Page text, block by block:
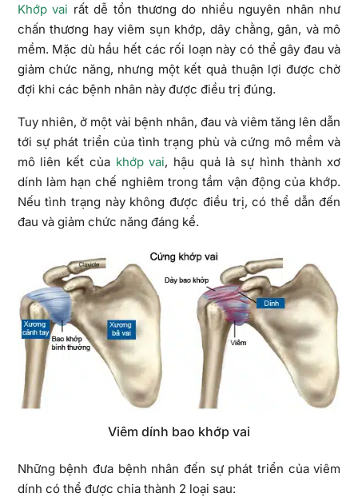
Khớp vai rất dễ tổn thương do nhiều nguyên nhân như
chấn thương hay viêm sụn khớp, dây chằng, gân, và mô
mềm. Mặc dù hầu hết các rối loạn này có thể gây đau và
giảm chức năng, nhưng một kết quả thuận lợi được chờ
đợi khi các bệnh nhân này được điều trị đúng.
Tuy nhiên, ở một vài bệnh nhân, đau và viêm tăng lên dẫn
tới sự phát triển của tình trạng phù và cứng mô mềm và
mô liên kết của khớp vai, hậu quả là sự hình thành xơ
dính làm hạn chế nghiêm trong tầm vận động của khớp.
Nếu tình trạng này không được điều trị, có thể dẫn đến
đau và giảm chức năng đáng kể.
Viêm dính bao khớp vai
Những bệnh đưa bệnh nhân đến sự phát triển của viêm
dính có thể được chia thành 2 loại sau: